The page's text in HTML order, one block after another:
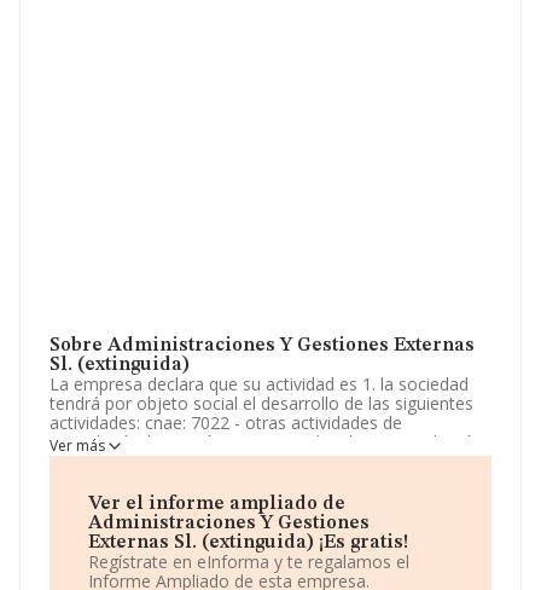
Sobre Administraciones Y Gestiones Externas
Sl. (extinguida)
La empresa declara que su actividad es 1. la sociedad
tendrá por objeto social el desarrollo de las siguientes
actividades: cnae: 7022 - otras actividades de
consultoría de gestión empresarial. a) la intermediación
en la prestación de servicios de todo tipo en el ámbito
de empresas. La sociedad está inscrita en el Registro
Mercantil como Sociedad Limitada. Su CNAE
corresponde a 7020 con código '%cnae%'. La sociedad
no tiene actividad en mercados exteriores.
Ver más
Ver el informe ampliado de
Administraciones Y Gestiones
Externas Sl. (extinguida) ¡Es gratis!
Regístrate en eInforma y te regalamos el
Informe Ampliado de esta empresa.